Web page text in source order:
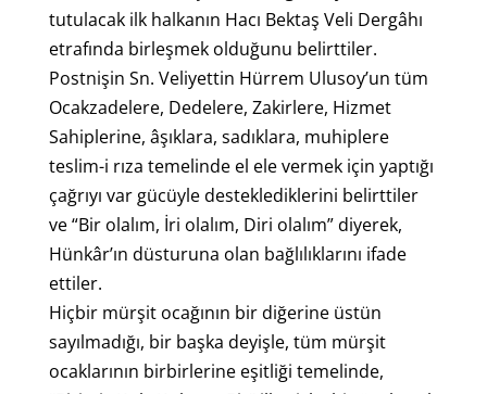
tutulacak ilk halkanın Hacı Bektaş Veli Dergâhı
etrafında birleşmek olduğunu belirttiler.
Postnişin Sn. Veliyettin Hürrem Ulusoy’un tüm
Ocakzadelere, Dedelere, Zakirlere, Hizmet
Sahiplerine, âşıklara, sadıklara, muhiplere
teslim-i rıza temelinde el ele vermek için yaptığı
çağrıyı var gücüyle desteklediklerini belirttiler
ve “Bir olalım, İri olalım, Diri olalım” diyerek,
Hünkâr’ın düsturuna olan bağlılıklarını ifade
ettiler.
Hiçbir mürşit ocağının bir diğerine üstün
sayılmadığı, bir başka deyişle, tüm mürşit
ocaklarının birbirlerine eşitliği temelinde,